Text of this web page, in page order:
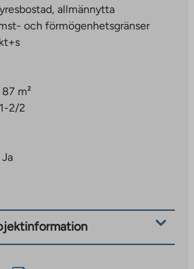
allmännytta
och förmögenhetsgränser
87 m²
1-2/2
Ja